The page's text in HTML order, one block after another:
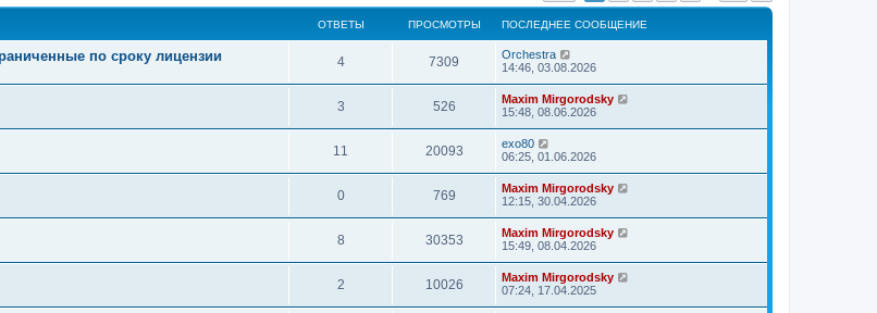
ОТВЕТЫ ПРОСМОТРЫ ПОСЛЕДНЕЕ СООБЩЕНИЕ
по сроку лицензии 4 7309
Orchestra
14:46, 03.08.2026
3 526
Maxim Mirgorodsky
15:48, 08.06.2026
11 20093
exo80
06:25, 01.06.2026
0 769
Maxim Mirgorodsky
12:15, 30.04.2026
8 30353
Maxim Mirgorodsky
15:49, 08.04.2026
2 10026
Maxim Mirgorodsky
07:24, 17.04.2025